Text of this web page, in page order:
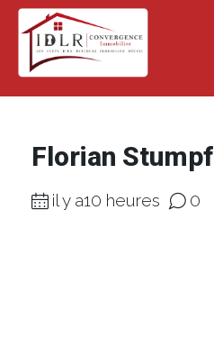
Florian Stumpf
il y a10 heures 0